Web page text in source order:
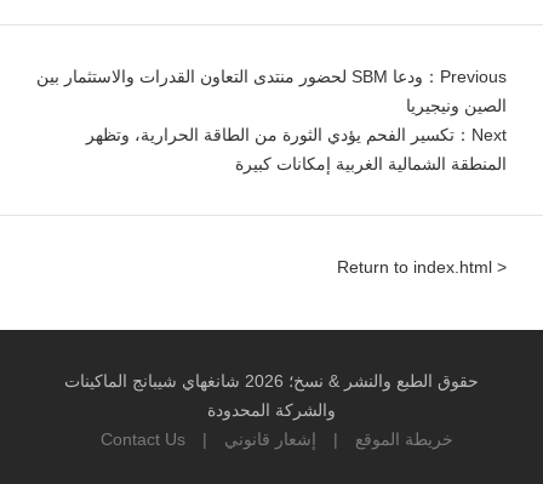
Previous：ودعا SBM لحضور منتدى التعاون القدرات والاستثمار بين
الصين ونيجيريا
Next：تكسير الفحم يؤدي الثورة من الطاقة الحرارية، وتظهر
المنطقة الشمالية الغربية إمكانات كبيرة
< Return to index.html
حقوق الطبع والنشر & نسخ؛ 2026 شانغهاي شيبانج الماكينات
والشركة المحدودة
خريطة الموقع
| إشعار قانوني |
Contact Us